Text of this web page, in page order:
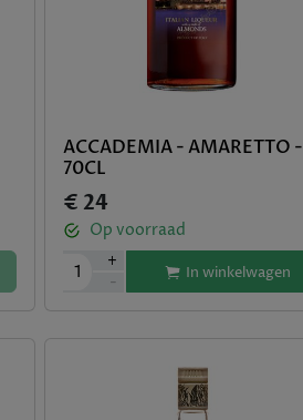
ACCADEMIA - AMARETTO -
70CL
€ 24
Op voorraad
1
+
-
In winkelwagen